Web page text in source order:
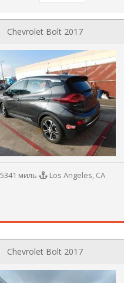
Chevrolet Bolt 2017
миль Los Angeles, CA
Chevrolet Bolt 2017